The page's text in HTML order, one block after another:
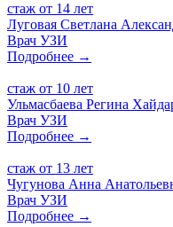
стаж от 14 лет
Луговая Светлана
Врач УЗИ
Подробнее →
стаж от 10 лет
Ульмасбаева Регина
Врач УЗИ
Подробнее →
стаж от 13 лет
Чугунова Анна
Врач УЗИ
Подробнее →